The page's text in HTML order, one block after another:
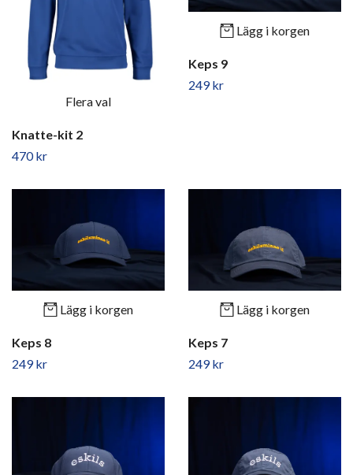
Flera val
Knatte-kit 2
470 kr
Lägg i korgen
Keps 9
249 kr
Lägg i korgen
Keps 8
249 kr
Lägg i korgen
Keps 7
249 kr